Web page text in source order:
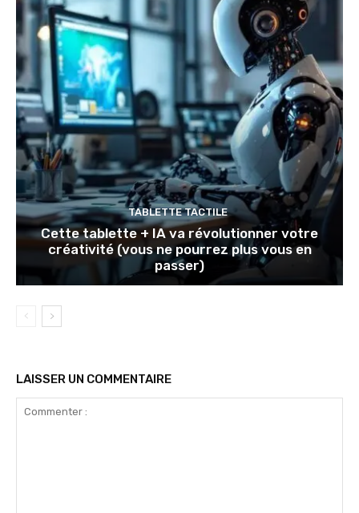
TABLETTE TACTILE
Cette tablette + IA va révolutionner votre
créativité (vous ne pourrez plus vous en
passer)
LAISSER UN COMMENTAIRE